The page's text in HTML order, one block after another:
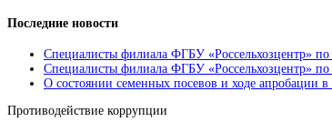
Последние новости
Специалисты филиала ФГБУ «Россельхозцентр» по
Специалисты филиала ФГБУ «Россельхозцентр» по
О состоянии семенных посевов и ходе апробации
Противодействие коррупции